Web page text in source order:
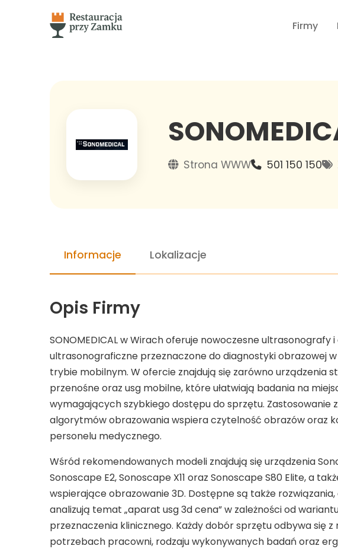
Firmy
Strona WWW 501 150 150
Informacje Lokalizacje
Opis Firmy
SONOMEDICAL w Wirach oferuje nowoczesne ultrasonografy
ultrasonograficzne przeznaczone do diagnostyki obrazowej
trybie mobilnym. W ofercie znajdują się zarówno urządzenia
przenośne oraz usg mobilne, które ułatwiają badania na
wymagających szybkiego dostępu do sprzętu. Zastosowanie
algorytmów obrazowania wspiera czytelność obrazów oraz
personelu medycznego.
Wśród rekomendowanych modeli znajdują się urządzenia
Sonoscape E2, Sonoscape X11 oraz Sonoscape S80 Elite, a
wspierające obrazowanie 3D. Dostępne są także
analizują temat „aparat usg 3d cena” w zależności od
przeznaczenia klinicznego. Każdy dobór sprzętu odbywa się
potrzebach pracowni, rodzaju wykonywanych badań oraz